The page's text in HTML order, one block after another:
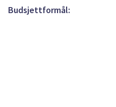
Budsjettformål: